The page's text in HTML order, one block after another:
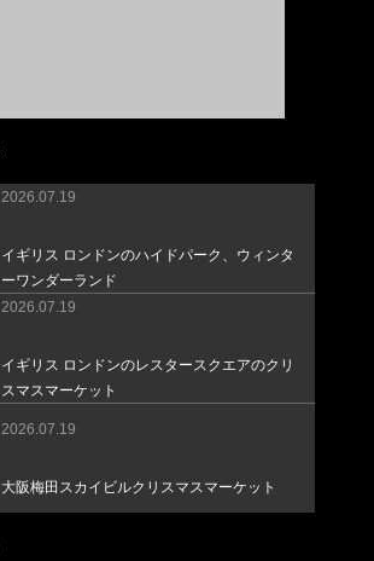
2026.07.19
イギリス ロンドンのハイドパーク、ウィンタ
ーワンダーランド
2026.07.19
イギリス ロンドンのレスタースクエアのクリ
スマスマーケット
2026.07.19
大阪梅田スカイビルクリスマスマーケット